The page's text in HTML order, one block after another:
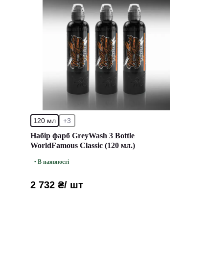
120 мл +3
Набір фарб GreyWash 3 Bottle
WorldFamous Classic (120 мл.)
• В наявності
2 732 ₴/ шт